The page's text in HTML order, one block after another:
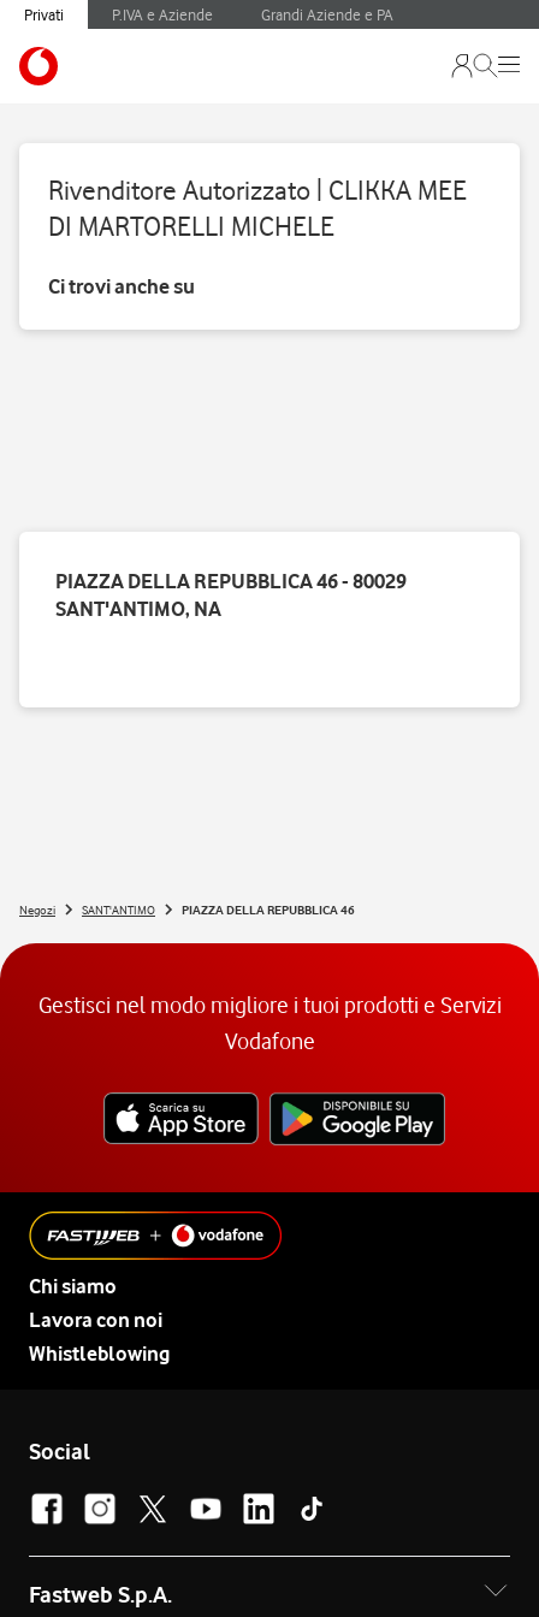
Privati P.IVA e Aziende Grandi Aziende e PA
Rivenditore Autorizzato | CLIKKA MEE
DI MARTORELLI MICHELE
Ci trovi anche su
PIAZZA DELLA REPUBBLICA 46 - 80029
SANT'ANTIMO, NA
Negozi SANT'ANTIMO PIAZZA DELLA REPUBBLICA 46
Gestisci nel modo migliore i tuoi prodotti e Servizi
Vodafone
Chi siamo
Lavora con noi
Whistleblowing
Social
Fastweb S.p.A.